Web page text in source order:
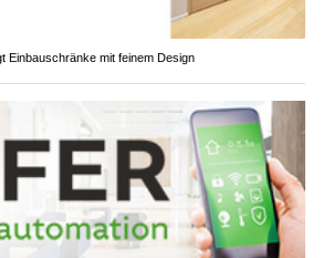
Einbauschränke mit feinem Design